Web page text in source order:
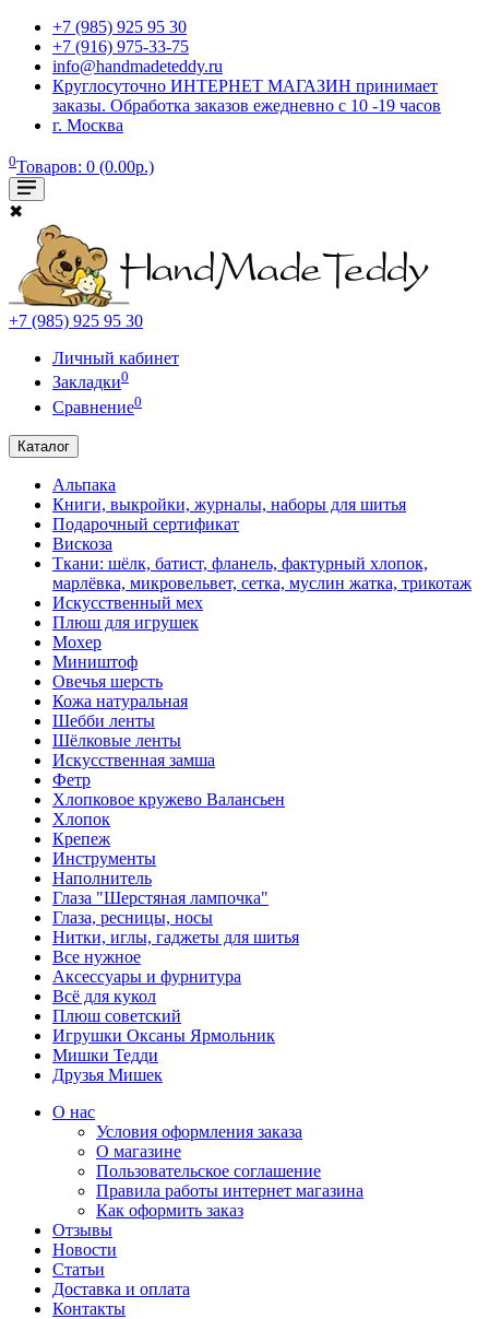
+7 (985) 925 95 30
+7 (916) 975-33-75
info@handmadeteddy.ru
Круглосуточно ИНТЕРНЕТ МАГАЗИН принимает
заказы. Обработка заказов ежедневно с 10 -19 часов
г. Москва
0Товаров: 0 (0.00р.)
✖
+7 (985) 925 95 30
Личный кабинет
Закладки0
Сравнение0
Каталог
Альпака
Книги, выкройки, журналы, наборы для шитья
Подарочный сертификат
Вискоза
Ткани: шёлк, батист, фланель, фактурный хлопок,
марлёвка, микровельвет, сетка, муслин жатка, трикотаж
Искусственный мех
Плюш для игрушек
Мохер
Миништоф
Овечья шерсть
Кожа натуральная
Шебби ленты
Шёлковые ленты
Искусственная замша
Фетр
Хлопковое кружево Валансьен
Хлопок
Крепеж
Инструменты
Наполнитель
Глаза "Шерстяная лампочка"
Глаза, ресницы, носы
Нитки, иглы, гаджеты для шитья
Все нужное
Аксессуары и фурнитура
Всё для кукол
Плюш советский
Игрушки Оксаны Ярмольник
Мишки Тедди
Друзья Мишек
О нас
Условия оформления заказа
О магазине
Пользовательское соглашение
Правила работы интернет магазина
Как оформить заказ
Отзывы
Новости
Статьи
Доставка и оплата
Контакты